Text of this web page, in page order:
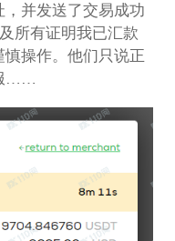
并发送了交易成功
所有证明我已汇款
操作。他们只说正
……